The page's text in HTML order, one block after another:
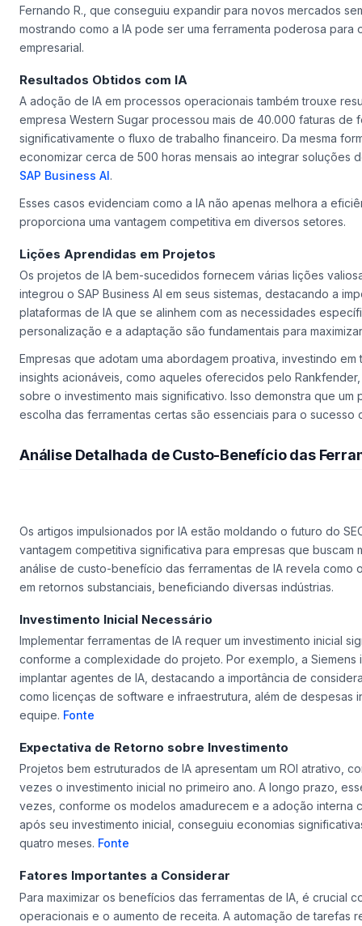
Fernando R., que conseguiu expandir para novos mercados
mostrando como a IA pode ser uma ferramenta poderosa para
empresarial.
Resultados Obtidos com IA
A adoção de IA em processos operacionais também trouxe
empresa Western Sugar processou mais de 40.000 faturas de
significativamente o fluxo de trabalho financeiro. Da mesma
economizar cerca de 500 horas mensais ao integrar soluções
SAP Business AI.
Esses casos evidenciam como a IA não apenas melhora a
proporciona uma vantagem competitiva em diversos setores.
Lições Aprendidas em Projetos
Os projetos de IA bem-sucedidos fornecem várias lições
integrou o SAP Business AI em seus sistemas, destacando a
plataformas de IA que se alinhem com as necessidades
personalização e a adaptação são fundamentais para
Empresas que adotam uma abordagem proativa, investindo
insights acionáveis, como aqueles oferecidos pelo
sobre o investimento mais significativo. Isso demonstra que um
escolha das ferramentas certas são essenciais para o sucesso
Análise Detalhada de Custo-Benefício das
Os artigos impulsionados por IA estão moldando o futuro do
vantagem competitiva significativa para empresas que buscam
análise de custo-benefício das ferramentas de IA revela como
em retornos substanciais, beneficiando diversas indústrias.
Investimento Inicial Necessário
Implementar ferramentas de IA requer um investimento inicial
conforme a complexidade do projeto. Por exemplo, a Siemens
implantar agentes de IA, destacando a importância de
como licenças de software e infraestrutura, além de despesas
equipe. Fonte
Expectativa de Retorno sobre Investimento
Projetos bem estruturados de IA apresentam um ROI atrativo,
vezes o investimento inicial no primeiro ano. A longo prazo,
vezes, conforme os modelos amadurecem e a adoção interna
após seu investimento inicial, conseguiu economias
quatro meses. Fonte
Fatores Importantes a Considerar
Para maximizar os benefícios das ferramentas de IA, é crucial
operacionais e o aumento de receita. A automação de tarefas